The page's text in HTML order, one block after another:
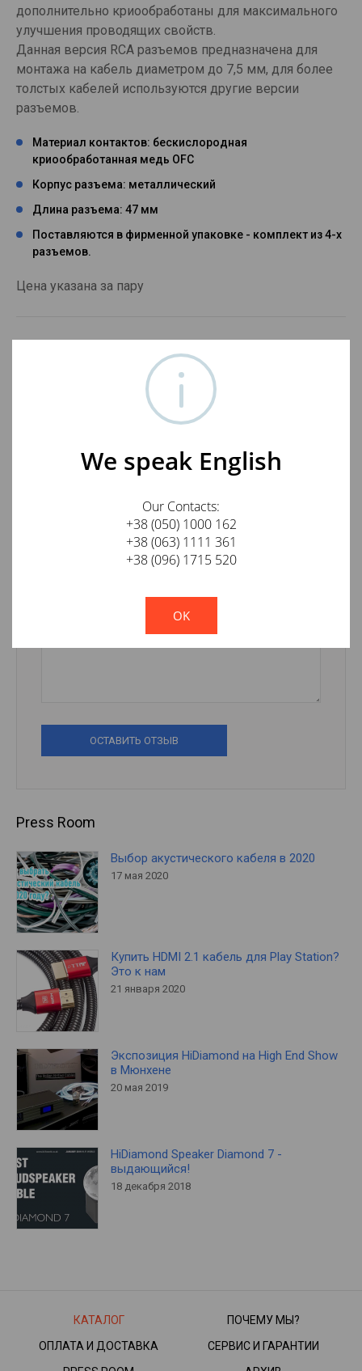
дополнительно криообработаны для максимального
улучшения проводящих свойств.
Данная версия RCA разъемов предназначена для
монтажа на кабель диаметром до 7,5 мм, для более
толстых кабелей используются другие версии
разъемов.
Материал контактов: бескислородная
криообработанная медь OFC
Корпус разъема: металлический
Длина разъема: 47 мм
Поставляются в фирменной упаковке - комплект из 4-х
разъемов.
Цена указана за пару
Отзывы о Neotech DG-203 RCA, пара
Оставить отзыв о товаре
ОСТАВИТЬ ОТЗЫВ
Press Room
Выбор акустического кабеля в 2020
17 мая 2020
Купить HDMI 2.1 кабель для Play Station?
Это к нам
21 января 2020
Экспозиция HiDiamond на High End Show
в Мюнхене
20 мая 2019
HiDiamond Speaker Diamond 7 -
выдающийся!
18 декабря 2018
КАТАЛОГ
ПОЧЕМУ МЫ?
ОПЛАТА И ДОСТАВКА
СЕРВИС И ГАРАНТИИ
We speak English
Our Contacts:
+38 (050) 1000 162
+38 (063) 1111 361
+38 (096) 1715 520
!
Not valid!
OK